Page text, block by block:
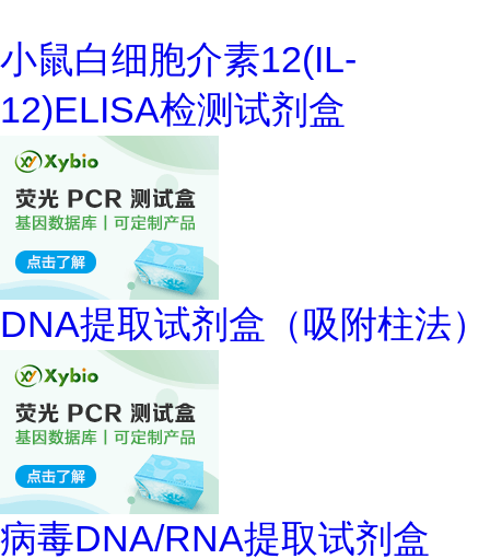
小鼠白细胞介素12(IL-
12)ELISA检测试剂盒
DNA提取试剂盒（吸附柱法）
病毒DNA/RNA提取试剂盒